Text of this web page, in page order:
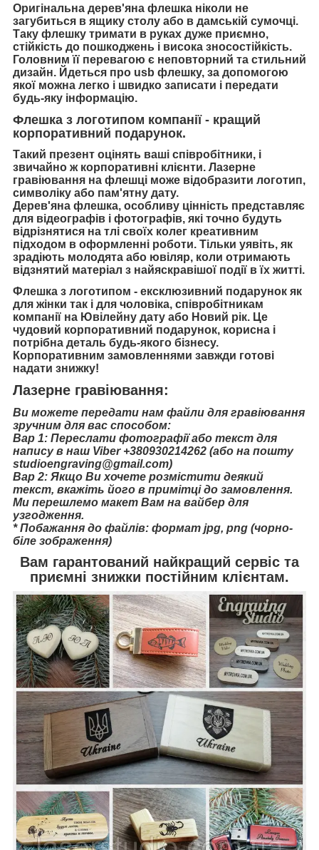
Оригінальна дерев'яна флешка ніколи не
загубиться в ящику столу або в дамській сумочці.
Таку флешку тримати в руках дуже приємно,
стійкість до пошкоджень і висока зносостійкість.
Головним її перевагою є неповторний та стильний
дизайн. Йдеться про usb флешку, за допомогою
якої можна легко і швидко записати і передати
будь-яку інформацію.
Флешка з логотипом компанії - кращий
корпоративний подарунок.
Такий презент оцінять ваші співробітники, і
звичайно ж корпоративні клієнти. Лазерне
гравіювання на флешці може відобразити логотип,
символіку або пам'ятну дату.
Дерев'яна флешка, особливу цінність представляє
для відеографів і фотографів, які точно будуть
відрізнятися на тлі своїх колег креативним
підходом в оформленні роботи. Тільки уявіть, як
зрадіють молодята або ювіляр, коли отримають
відзнятий матеріал з найяскравішої події в їх житті.
Флешка з логотипом - ексклюзивний подарунок як
для жінки так і для чоловіка, співробітникам
компанії на Ювілейну дату або Новий рік. Це
чудовий корпоративний подарунок, корисна і
потрібна деталь будь-якого бізнесу.
Корпоративним замовленнями завжди готові
надати знижку!
Лазерне гравіювання:
Ви можете передати нам файли для гравіювання
зручним для вас способом:
Вар 1: Переслати фотографії або текст для
напису в наш Viber +380930214262 (або на пошту
studioengraving@gmail.com)
Вар 2: Якщо Ви хочете розмістити деякий
текст, вкажіть його в примітці до замовлення.
Ми перешлемо макет Вам на вайбер для
узгодження.
* Побажання до файлів: формат jpg, png (чорно-
біле зображення)
Вам гарантований найкращий сервіс та
приємні знижки постійним клієнтам.